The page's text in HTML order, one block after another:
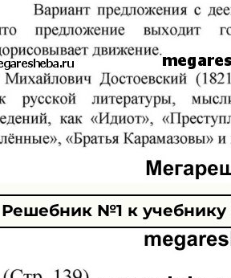
Решебник №1 к